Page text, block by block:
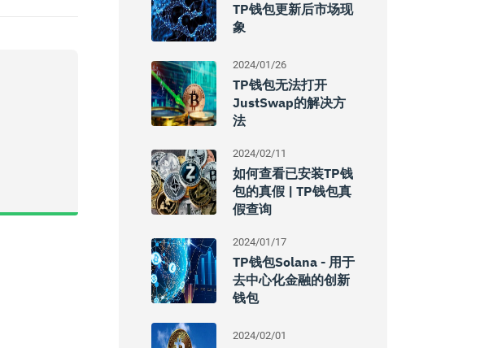
TP钱包更新后市场现
象
2024/01/26
TP钱包无法打开
JustSwap的解决方
法
2024/02/11
如何查看已安装TP钱
包的真假 | TP钱包真
假查询
2024/01/17
TP钱包Solana - 用于
去中心化金融的创新
钱包
2024/02/01